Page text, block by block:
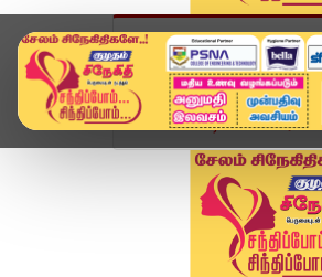
முகப்பு விளையாட்டு
Home வீடியோ ஸ்டோரி